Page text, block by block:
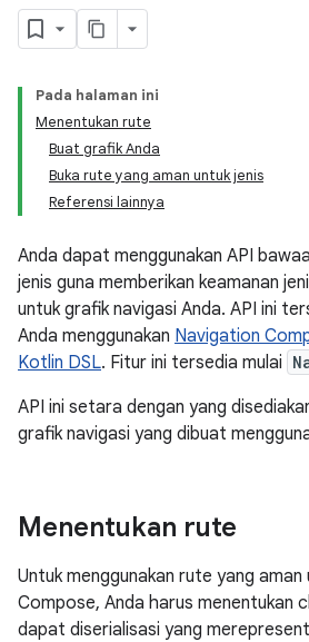
Pada halaman ini
Menentukan rute
Buat grafik Anda
Buka rute yang aman untuk jenis
Referensi lainnya
Anda dapat menggunakan API
jenis guna memberikan keamanan
untuk grafik navigasi Anda. API ini
Anda menggunakan Navigation
Kotlin DSL. Fitur ini tersedia mulai
API ini setara dengan yang
grafik navigasi yang dibuat
Menentukan rute
Untuk menggunakan rute yang aman
Compose, Anda harus menentukan
dapat diserialisasi yang